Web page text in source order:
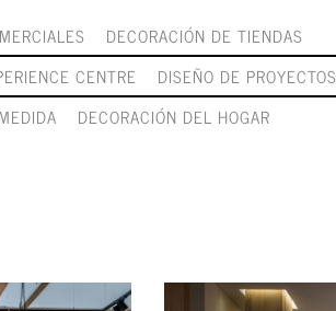
DECORACIÓN DE TIENDAS
CENTRE
DISEÑO DE PROYECTOS
DECORACIÓN DEL HOGAR